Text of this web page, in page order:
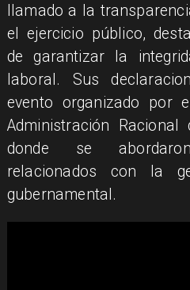
llamado a la
el ejercicio público,
de garantizar la
laboral. Sus
evento organizado por
Administración Racional
donde se
relacionados con la
gubernamental.